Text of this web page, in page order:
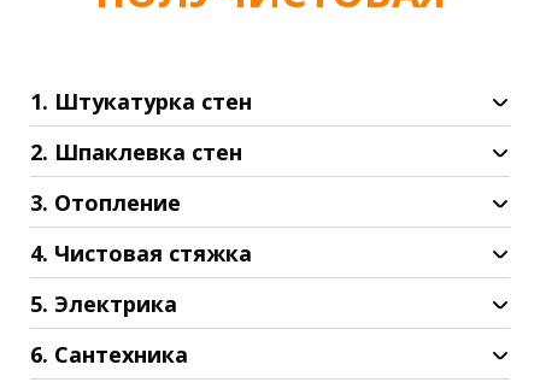
1. Штукатурка стен
2. Шпаклевка стен
3. Отопление
4. Чистовая стяжка
5. Электрика
6. Сантехника